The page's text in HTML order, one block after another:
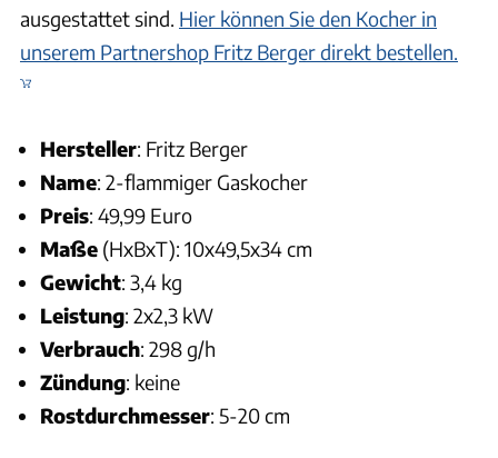
ausgestattet sind. Hier können Sie den Kocher in
unserem Partnershop Fritz Berger direkt bestellen.
Hersteller: Fritz Berger
Name: 2-flammiger Gaskocher
Preis: 49,99 Euro
Maße (HxBxT): 10x49,5x34 cm
Gewicht: 3,4 kg
Leistung: 2x2,3 kW
Verbrauch: 298 g/h
Zündung: keine
Rostdurchmesser: 5-20 cm